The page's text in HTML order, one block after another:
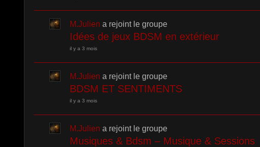
M.Julien a rejoint le groupe
Idées de jeux BDSM en extérieur
il y a 3 mois
M.Julien a rejoint le groupe
BDSM ET SENTIMENTS
il y a 3 mois
M.Julien a rejoint le groupe
Musiques & Bdsm – Musique & Sessions